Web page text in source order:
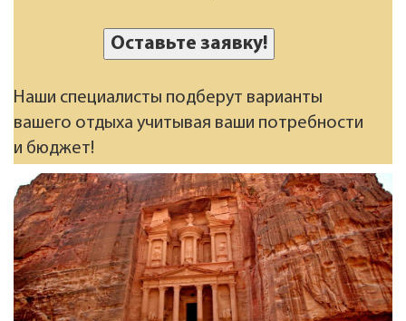
Оставьте заявку!
Наши специалисты подберут варианты
вашего отдыха учитывая ваши потребности
и бюджет!